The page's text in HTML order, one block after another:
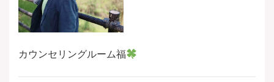
カウンセリングルーム福